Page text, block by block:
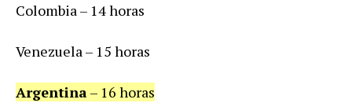
Colombia – 14 horas
Venezuela – 15 horas
Argentina– 16 horas